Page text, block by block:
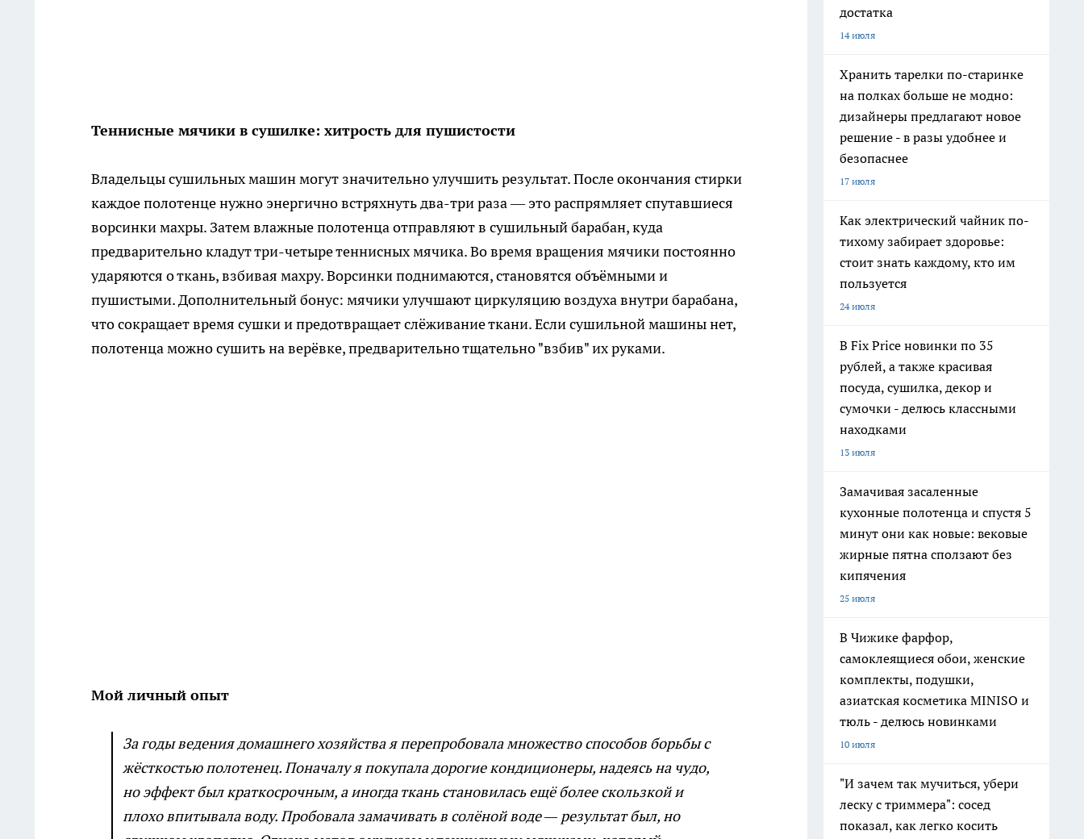
Теннисные мячики в сушилке: хитрость для пушистости
Владельцы сушильных машин могут значительно улучшить результат. После окончания стирки
каждое полотенце нужно энергично встряхнуть два-три раза — это распрямляет спутавшиеся
ворсинки махры. Затем влажные полотенца отправляют в сушильный барабан, куда
предварительно кладут три-четыре теннисных мячика. Во время вращения мячики постоянно
ударяются о ткань, взбивая махру. Ворсинки поднимаются, становятся объёмными и
пушистыми. Дополнительный бонус: мячики улучшают циркуляцию воздуха внутри барабана,
что сокращает время сушки и предотвращает слёживание ткани. Если сушильной машины нет,
полотенца можно сушить на верёвке, предварительно тщательно "взбив" их руками.
Мой личный опыт
За годы ведения домашнего хозяйства я перепробовала множество способов борьбы с
жёсткостью полотенец. Поначалу я покупала дорогие кондиционеры, надеясь на чудо,
но эффект был краткосрочным, а иногда ткань становилась ещё более скользкой и
плохо впитывала воду. Пробовала замачивать в солёной воде — результат был, но
достатка
14 июля
Хранить тарелки по-старинке
на полках больше не модно:
дизайнеры предлагают новое
решение - в разы удобнее и
безопаснее
17 июля
Как электрический чайник по-
тихому забирает здоровье:
стоит знать каждому, кто им
пользуется
24 июля
В Fix Price новинки по 35
рублей, а также красивая
посуда, сушилка, декор и
сумочки - делюсь классными
находками
13 июля
Замачивая засаленные
кухонные полотенца и спустя 5
минут они как новые: вековые
жирные пятна сползают без
кипячения
25 июля
В Чижике фарфор,
самоклеящиеся обои, женские
комплекты, подушки,
азиатская косметика MINISO и
тюль - делюсь новинками
10 июля
"И зачем так мучиться, убери
леску с триммера": сосед
показал, как легко косить